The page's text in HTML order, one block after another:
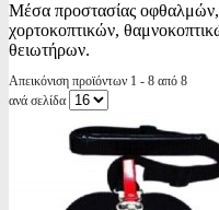
Μέσα προστασίας οφθαλμών,
χορτοκοπτικών,
θειωτήρων.
Απεικόνιση προϊόντων 1 - 8 από 8
ανά σελίδα